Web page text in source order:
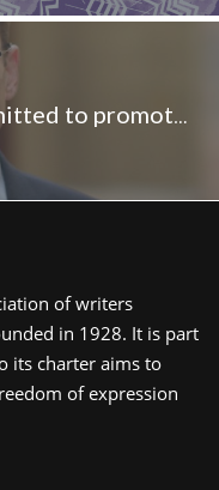
Tom Dodd: The UK is committed to promoting the rights of LGBT people
of writers
in 1928. It is part
its charter aims to
of expression